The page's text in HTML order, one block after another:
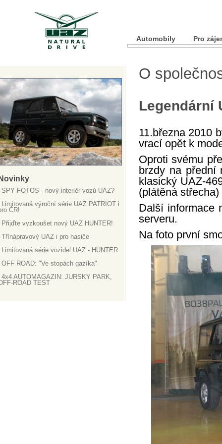
Automobily Pro
SPY FOTOS - nový interiér vozů UAZ?
Limitovaná výroční série UAZ PATRIOT i
ČR!
Přijďte vyzkoušet nový UAZ HUNTER!
Třínápravový UAZ i pro hasiče
Limitovaná série vozidel UAZ - HUNTER
OFF ROAD: "Ve stopách gazíka"
4x4 AUTOMAGAZÍN: JURSKÝ PARK,
ROAD TEST
O
Legendární
11.března 2010
vrací opět k
Oproti svému
brzdy na přední
klasický UAZ-
(plátěná
Další informace
serveru.
Na foto první